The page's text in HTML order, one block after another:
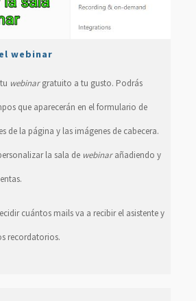
webinar
webinargratuito a tu gusto. Podrás
que aparecerán en el formulario de
de la página y las imágenes de cabecera.
la sala de webinarañadiendo y
cuántos mails va a recibir el asistente y
recordatorios.